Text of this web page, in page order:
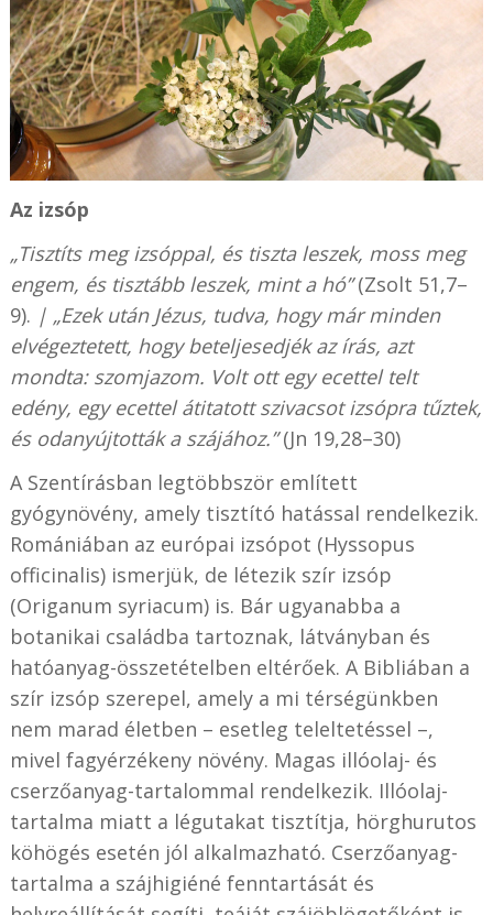
Az izsóp
„Tisztíts meg izsóppal, és tiszta leszek, moss meg
engem, és tisztább leszek, mint a hó”(Zsolt 51,7–
9). | „Ezek után Jézus, tudva, hogy már minden
elvégeztetett, hogy beteljesedjék az írás, azt
mondta: szomjazom. Volt ott egy ecettel telt
edény, egy ecettel átitatott szivacsot izsópra tűztek,
és odanyújtották a szájához.”(Jn 19,28–30)
A Szentírásban legtöbbször említett
gyógynövény, amely tisztító hatással rendelkezik.
Romániában az európai izsópot (Hyssopus
officinalis) ismerjük, de létezik szír izsóp
(Origanum syriacum) is. Bár ugyanabba a
botanikai családba tartoznak, látványban és
hatóanyag-összetételben eltérőek. A Bibliában a
szír izsóp szerepel, amely a mi térségünkben
nem marad életben – esetleg teleltetéssel –,
mivel fagyérzékeny növény. Magas illóolaj- és
cserzőanyag-tartalommal rendelkezik. Illóolaj-
tartalma miatt a légutakat tisztítja, hörghurutos
köhögés esetén jól alkalmazható. Cserzőanyag-
tartalma a szájhigiéné fenntartását és